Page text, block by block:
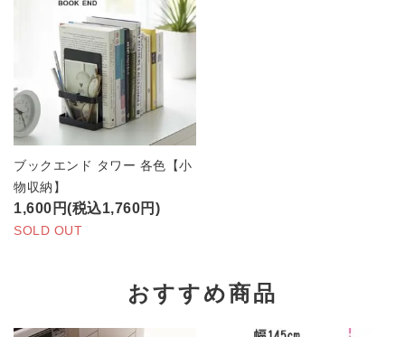
ブックエンド タワー 各色【小
物収納】
1,600円(税込1,760円)
SOLD OUT
おすすめ商品